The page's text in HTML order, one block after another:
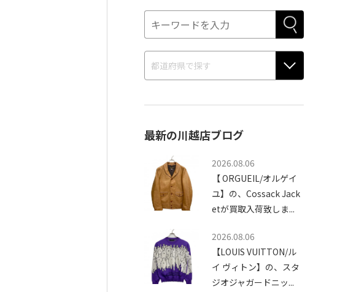
最新の川越店ブログ
2026.08.06
【 ORGUEIL/オルゲイ
ユ】の、Cossack Jack
etが買取入荷致しま...
2026.08.06
【LOUIS VUITTON/ル
イ ヴィトン】の、スタ
ジオジャガードニッ...